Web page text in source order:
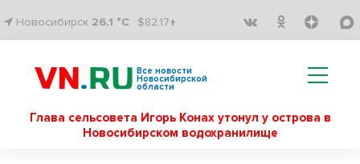
Новосибирск 26.1 °C $82.17↑
Все новости
Новосибирской
области
Глава сельсовета Игорь Конах утонул у острова в
Новосибирском водохранилище